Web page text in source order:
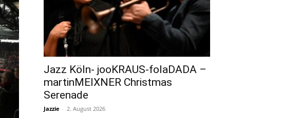
Jazz Köln- jooKRAUS-folaDADA –
martinMEIXNER Christmas
Serenade
Jazzie - 2. August 2026